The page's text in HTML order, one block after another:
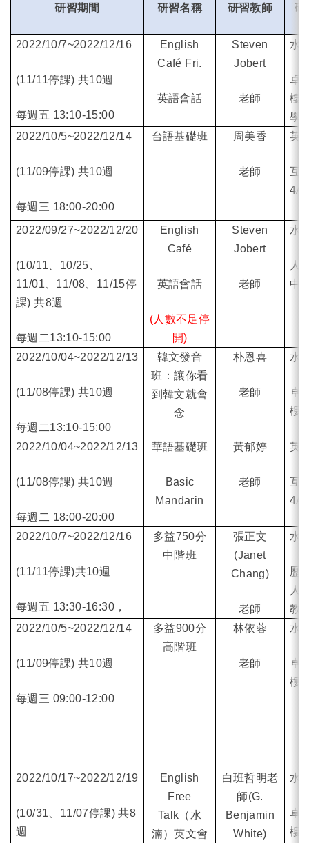
研習期間 研習名稱 研習教師 研
2022/10/7~2022/12/16
(11/11停課) 共10週
每週五 13:10-15:00
English
Café Fri.
英語會話
Steven
Jobert
老師
水
卓
樓
學
2022/10/5~2022/12/14
(11/09停課) 共10週
每週三 18:00-20:00
台語基礎班 周美香
老師
英
互
2022/09/27~2022/12/20
(10/11 、10/25、
11/01、11/08、11/15停
課) 共8週
每週二13:10-15:00
English
Café
英語會話
(人數不足停
開)
Steven
Jobert
老師
水
人
中
2022/10/04~2022/12/13
(11/08停課) 共10週
每週二13:10-15:00
韓文發音
班：讓你看
到韓文就會
念
朴恩喜
老師
水
卓
樓
2022/10/04~2022/12/13
(11/08停課) 共10週
每週二 18:00-20:00
華語基礎班
Basic
Mandarin
黃郁婷
老師
英
互
2022/10/7~2022/12/16
(11/11停課)共10週
每週五 13:30-16:30，
多益750分
中階班
張正文
(Janet
Chang)
老師
水
歷
人
教
2022/10/5~2022/12/14
(11/09停課) 共10週
每週三 09:00-12:00
多益900分
高階班
林依蓉
老師
水
卓
樓
2022/10/17~2022/12/19
(10/31 、11/07停課) 共8
週
English
Free
Talk （水
湳）英文會
白班哲明老
師(G.
Benjamin
White)
水
卓
樓